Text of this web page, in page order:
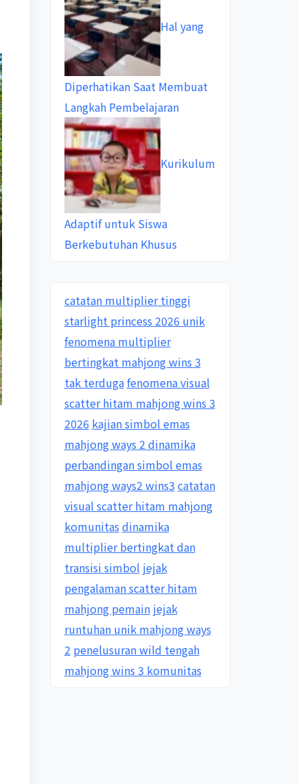
Hal yang
Diperhatikan Saat Membuat
Langkah Pembelajaran
Kurikulum
Adaptif untuk Siswa
Berkebutuhan Khusus
catatan multiplier tinggi
starlight princess 2026 unik
fenomena multiplier
bertingkat mahjong wins 3
tak terdugafenomena visual
scatter hitam mahjong wins 3
2026 kajian simbol emas
mahjong ways 2 dinamika
perbandingan simbol emas
mahjong ways2 wins3 catatan
visual scatter hitam mahjong
komunitas dinamika
multiplier bertingkat dan
transisi simbol jejak
pengalaman scatter hitam
mahjong pemain jejak
runtuhan unik mahjong ways
2 penelusuran wild tengah
mahjong wins 3 komunitas